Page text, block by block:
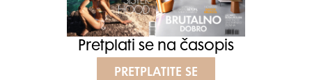
Pretplati se na časopis
PRETPLATITE SE